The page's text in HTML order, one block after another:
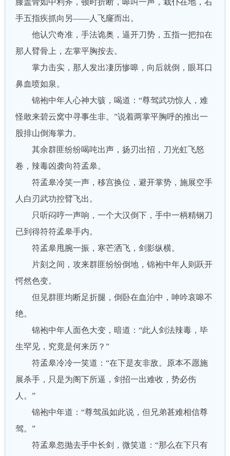
膝盖骨如中利斧，顿时折断，嗥叫一声，栽仆在地，右
手五指疾抓向另——人飞窿而出。
他认穴奇准，手法诡奥，逼开刀势，五指一把扣在
那人臂骨上，左掌平胸按去。
掌力击实，那人发出凄历惨嗥，向后就倒，眼耳口
鼻血喷如泉。
锦袍中年人心神大骇，喝道：“尊驾武功惊人，难
怪敢来碧云窝中寻事生非。”说着两掌平胸呼的推出一
股排山倒海掌力。
其余群匪纷纷喝吨出声，扬刃出招，刀光虹飞怒
卷，辣毒凶袭向符孟皋。
符孟皋冷笑一声，移宫换位，避开掌势，施展空手
人白刃武功控臂飞出。
只听闷哼一声响，一个大汉倒下，手中一柄精钢刀
已到得符符孟皋手内。
符孟皋甩腕一振，寒芒洒飞，剑影纵横。
片刻之间，攻来群匪纷纷倒地，锦袍中年人则跃开
愕然色变。
但见群匪均断足折腿，倒卧在血泊中，呻吟哀嗥不
绝。
锦袍中年人面色大变，暗道：“此人剑法辣毒，毕
生罕见，究竟是何来历？”
符孟皋冷冷一笑道：“在下是友非敌。原本不愿施
展杀手，只是为阁下所逼，剑招一出难收，势必伤
人。”
锦袍中年道：“尊驾虽如此说，但兄弟甚难相信尊
驾。”
符孟皋忽抛去手中长剑，微笑道：“那么在下只有